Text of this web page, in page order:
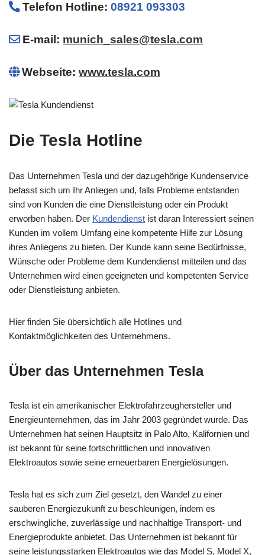
Telefon Hotline: 08921 093303
E-mail: munich_sales@tesla.com
Webseite: www.tesla.com
Die Tesla Hotline
Das Unternehmen Tesla und der dazugehörige Kundenservice
befasst sich um Ihr Anliegen und, falls Probleme entstanden
sind von Kunden die eine Dienstleistung oder ein Produkt
erworben haben. Der Kundendienst ist daran Interessiert seinen
Kunden im vollem Umfang eine kompetente Hilfe zur Lösung
ihres Anliegens zu bieten. Der Kunde kann seine Bedürfnisse,
Wünsche oder Probleme dem Kundendienst mitteilen und das
Unternehmen wird einen geeigneten und kompetenten Service
oder Dienstleistung anbieten.
Hier finden Sie übersichtlich alle Hotlines und
Kontaktmöglichkeiten des Unternehmens.
Über das Unternehmen Tesla
Tesla ist ein amerikanischer Elektrofahrzeughersteller und
Energieunternehmen, das im Jahr 2003 gegründet wurde. Das
Unternehmen hat seinen Hauptsitz in Palo Alto, Kalifornien und
ist bekannt für seine fortschrittlichen und innovativen
Elektroautos sowie seine erneuerbaren Energielösungen.
Tesla hat es sich zum Ziel gesetzt, den Wandel zu einer
sauberen Energiezukunft zu beschleunigen, indem es
erschwingliche, zuverlässige und nachhaltige Transport- und
Energieprodukte anbietet. Das Unternehmen ist bekannt für
seine leistungsstarken Elektroautos wie das Model S, Model X,